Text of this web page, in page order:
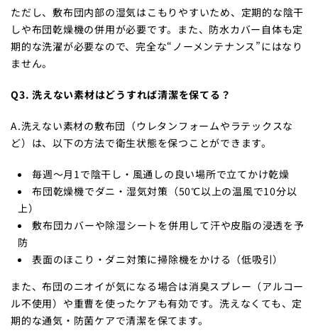
ただし、敷布団内部の湿気はこもりやすいため、定期的な陰干
しや布団乾燥機の併用が必要です。また、防水カバー自体も定
期的な洗濯が必要なので、完全な“ノーメンテナンス”にはなり
ません。
Q3. 洗えない素材はどうすれば清潔を保てる？
A.洗えない素材の敷布団（ウレタンフォームやラテックスな
ど）は、以下の方法で衛生状態を保つことができます。
毎週〜月1で陰干し・風通しの良い場所で立てかけ乾燥
布団乾燥機でダニ・湿気対策（50℃以上の温風で10分以
上）
敷布団カバーや除湿シートを併用して汗や皮脂の浸透を予
防
表面のほこり・ダニ対策に掃除機をかける（低吸引）
また、布団のニオイが気になる場合は消臭スプレー（アルコー
ル不使用）や重曹を使ったケアも有効です。洗えなくても、定
期的な通気・防菌ケアで清潔を保てます。